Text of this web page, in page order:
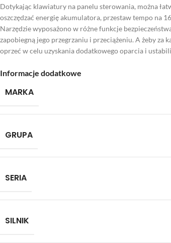
Dotykając klawiatury na panelu sterowania, można
oszczędzać energię akumulatora, przestaw tempo na
Narzędzie wyposażono w różne funkcje
zapobiegną jego przegrzaniu i przeciążeniu. A żeby za
oprzeć w celu uzyskania dodatkowego oparcia i
Informacje dodatkowe
MARKA
GRUPA
SERIA
SILNIK